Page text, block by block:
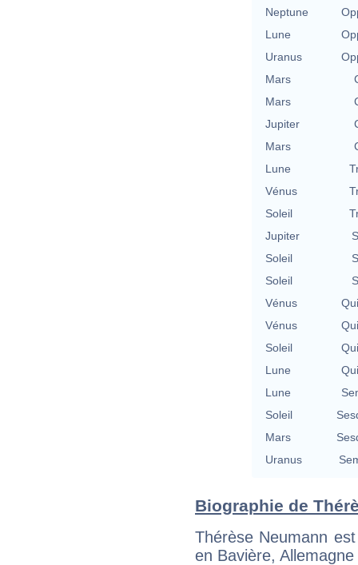
Neptune
Lune
Uranus
Mars
Mars
Jupiter
Mars
Lune
Vénus
Soleil
Jupiter
Soleil
Soleil
Vénus
Vénus
Soleil
Lune
Lune
Soleil
Mars
Uranus
Biographie de
Thérèse Neumann
en Bavière,